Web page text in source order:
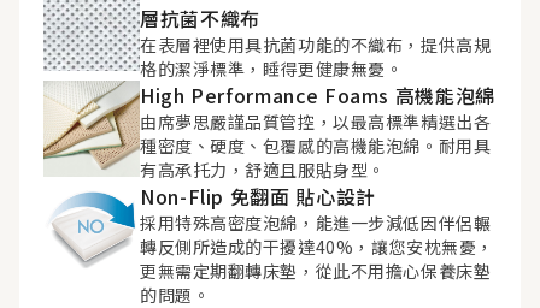
層抗菌不織布
在表層裡使用具抗菌功能的不織布，提供高規
格的潔淨標準，睡得更健康無憂。
High Performance Foams 高機能泡綿
由席夢思嚴謹品質管控，以最高標準精選出各
種密度、硬度、包覆感的高機能泡綿。耐用具
有高承托力，舒適且服貼身型。
Non-Flip 免翻面 貼心設計
採用特殊高密度泡綿，能進一步減低因伴侶輾
轉反側所造成的干擾達40%，讓您安枕無憂，
更無需定期翻轉床墊，從此不用擔心保養床墊
的問題。